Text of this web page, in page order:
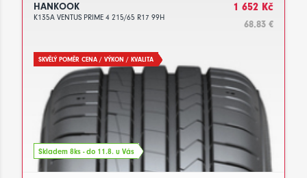
HANKOOK
K135A VENTUS PRIME 4 215/65 R17 99H
1 652 Kč
68.83 €
SKVĚLÝ POMĚR CENA / VÝKON / KVALITA
Skladem 8ks - do 11.8. u Vás